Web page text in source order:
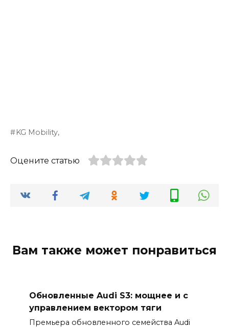
KG Mobility,
Оцените статью
Вам также может понравиться
Обновленные Audi S3: мощнее и с
управлением вектором тяги
Премьера обновленного семейства Audi